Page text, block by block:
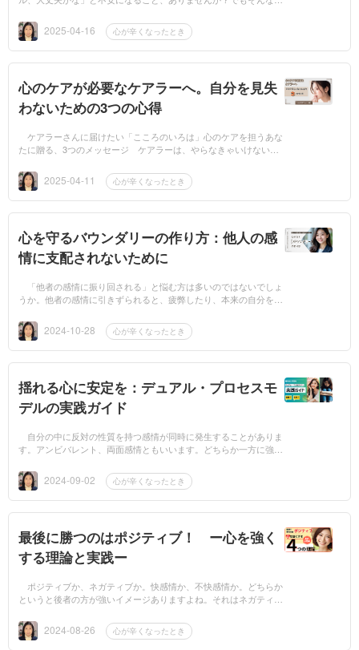
す。 「もし...
2025-04-16 心が辛くなったとき
心のケアが必要なケアラーへ。自分を見失
わないための3つの心得
ケアラーさんに届けたい「こころのいろは」心のケアを担うあな
たに贈る、3つのメッセージ ケアラーは、やらなきゃいけないこ
と、自分自身...
2025-04-11 心が辛くなったとき
心を守るバウンダリーの作り方：他人の感
情に支配されないために
「他者の感情に振り回される」と悩む方は多いのではないでしょ
うか。他者の感情に引きずられると、疲弊したり、本来の自分を見
で、相手の感情...
2024-10-28 心が辛くなったとき
揺れる心に安定を：デュアル・プロセスモ
デルの実践ガイド
自分の中に反対の性質を持つ感情が同時に発生することがありま
す。アンビバレント、両面感情ともいいます。どちらか一方に強く
す。しかしど...
2024-09-02 心が辛くなったとき
最後に勝つのはポジティブ！ ー心を強く
する理論と実践ー
ポジティブか、ネガティブか。快感情か、不快感情か。どちらか
というと後者の方が強いイメージありますよね。それはネガティブ
いだけなので...
2024-08-26 心が辛くなったとき